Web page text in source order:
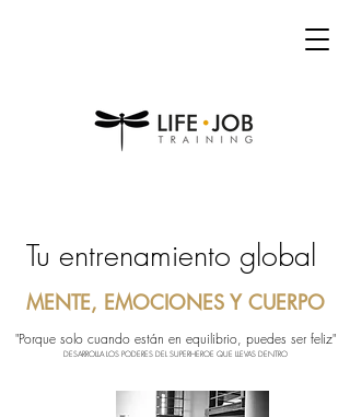
Tu entrenamiento global
MENTE, EMOCIONES Y CUERPO
"Porque solo cuando están en equilibrio, puedes ser feliz"
DESARROLLA LOS PODERES DEL SUPERHEROE QUE LLEVAS DENTRO